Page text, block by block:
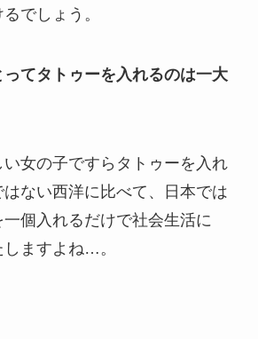
でしょう。
ってタトゥーを入れるのは一大
女の子ですらタトゥーを入れ
ない西洋に比べて、日本では
個入れるだけで社会生活に
ますよね…。